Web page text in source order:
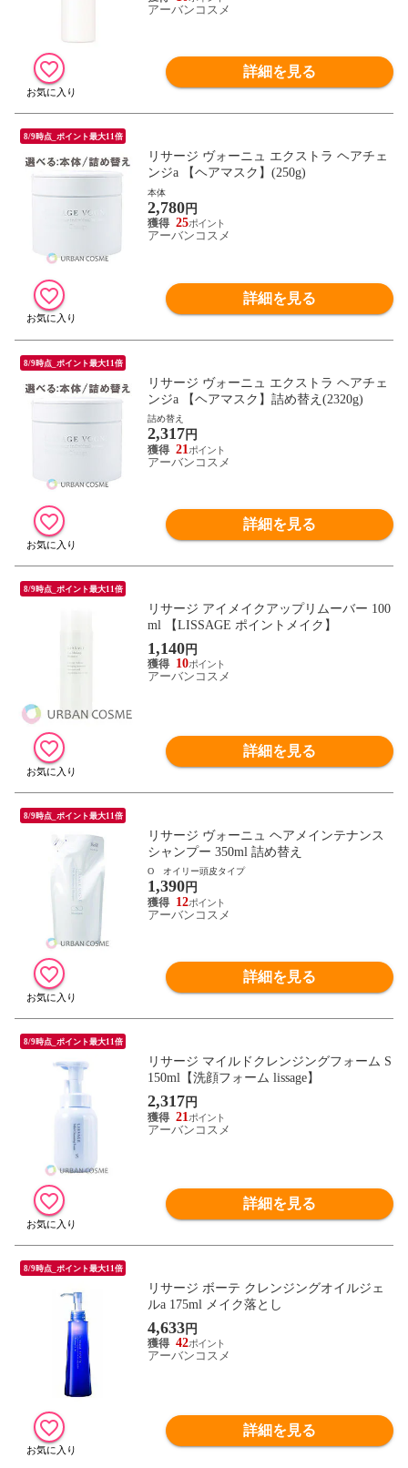
アーバンコスメ
詳細を見る
8/9時点_ポイント最大11倍
リサージ ヴォーニュ エクストラ ヘアチェ
ンジa 【ヘアマスク】(250g)
本体
2,780円
25
アーバンコスメ
詳細を見る
8/9時点_ポイント最大11倍
リサージ ヴォーニュ エクストラ ヘアチェ
ンジa 【ヘアマスク】詰め替え(2320g)
詰め替え
2,317 円
21
アーバンコスメ
詳細を見る
8/9時点_ポイント最大11倍
リサージ アイメイクアップリムーバー 100
ml 【LISSAGE ポイントメイク】
1,140円
10
アーバンコスメ
詳細を見る
8/9時点_ポイント最大11倍
リサージ ヴォーニュ ヘアメインテナンス
シャンプー 350ml 詰め替え
O オイリー頭皮タイプ
1,390円
12
アーバンコスメ
詳細を見る
8/9時点_ポイント最大11倍
リサージ マイルドクレンジングフォーム S
150ml【洗顔フォーム lissage】
2,317 円
21
アーバンコスメ
詳細を見る
8/9時点_ポイント最大11倍
リサージ ボーテ クレンジングオイルジェ
ルa 175ml メイク落とし
4,633円
42
アーバンコスメ
詳細を見る